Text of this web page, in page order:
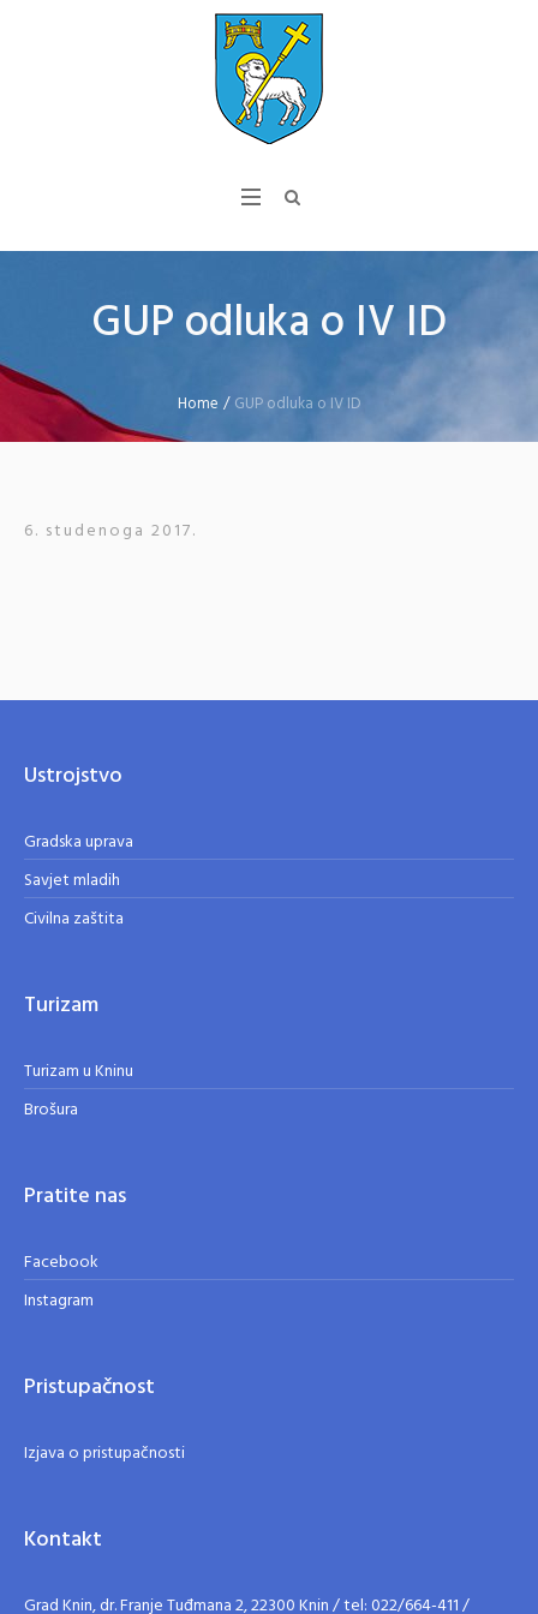
GUP odluka o IV ID
Home /GUP odluka o IV ID
6. studenoga 2017.
Ustrojstvo
Gradska uprava
Savjet mladih
Civilna zaštita
Turizam
Turizam u Kninu
Brošura
Pratite nas
Facebook
Instagram
Pristupačnost
Izjava o pristupačnosti
Kontakt
Grad Knin, dr. Franje Tuđmana 2, 22300 Knin / tel: 022/664-411 /